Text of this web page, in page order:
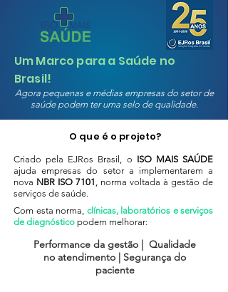
Um Marco para a Saúde no
Brasil!
Agora pequenas e médias empresas do setor de
saúde podem ter uma selo de qualidade.
O que é o projeto?
Criado pela EJRos Brasil, o ISO MAIS SAÚDE
ajuda empresas do setor a implementarem a
nova NBR ISO 7101 , norma voltada à gestão de
serviços de saúde.
Com esta norma, clínicas, laboratórios e serviços
de diagnóstico podem melhorar:
Performance da gestão | Qualidade
no atendimento | Segurança do
paciente